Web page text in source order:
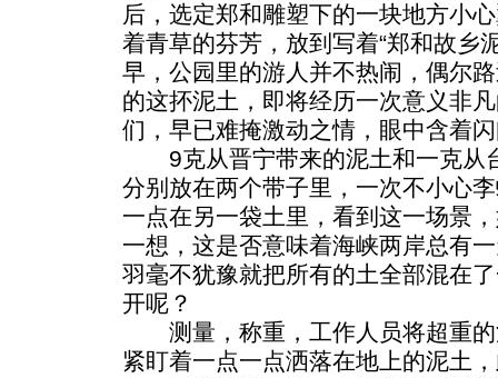
后，选定郑和雕塑下的一块地方小
着青草的芬芳，放到写着“郑和故乡
早，公园里的游人并不热闹，偶尔
的这抔泥土，即将经历一次意义非
们，早已难掩激动之情，眼中含着
9克从晋宁带来的泥土和一克从
分别放在两个带子里，一次不小心
一点在另一袋土里，看到这一场景
一想，这是否意味着海峡两岸总有
羽毫不犹豫就把所有的土全部混在
开呢？
测量，称重，工作人员将超重的
紧盯着一点一点洒落在地上的泥土